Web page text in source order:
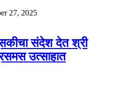
27, 2025
संदेश देत श्री
उत्साहात